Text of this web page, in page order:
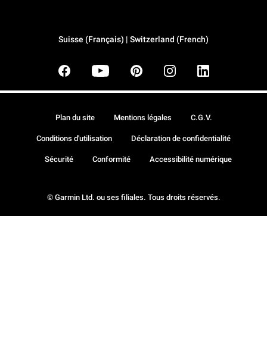
Suisse (Français) | Switzerland (French)
© Garmin Ltd. ou ses filiales. Tous droits réservés.
Plan du site Mentions légales C.G.V.
Conditions d'utilisation Déclaration de confidentialité
Sécurité Conformité Accessibilité numérique